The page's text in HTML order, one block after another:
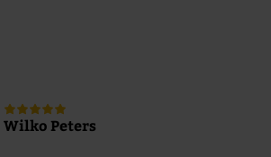
Wilko Peters